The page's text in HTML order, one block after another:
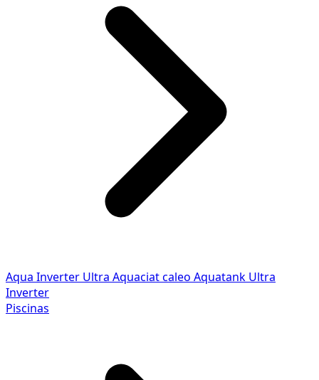
Aqua Inverter Ultra Aquaciat caleo Aquatank Ultra
Inverter
Piscinas